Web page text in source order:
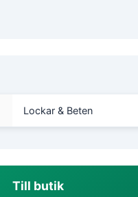
Lockar & Beten
Till butik